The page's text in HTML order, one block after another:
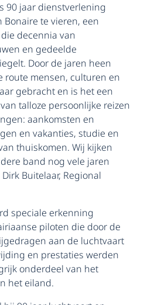
90 jaar dienstverlening
te vieren, een
decennia van
en gedeelde
Door de jaren heen
route mensen, culturen en
gebracht en is het een
talloze persoonlijke reizen
aankomsten en
en vakanties, studie en
thuiskomen. Wij kijken
band nog vele jaren
Buitelaar, Regional
speciale erkenning
piloten die door de
aan de luchtvaart
en prestaties werden
onderdeel van het
het eiland.